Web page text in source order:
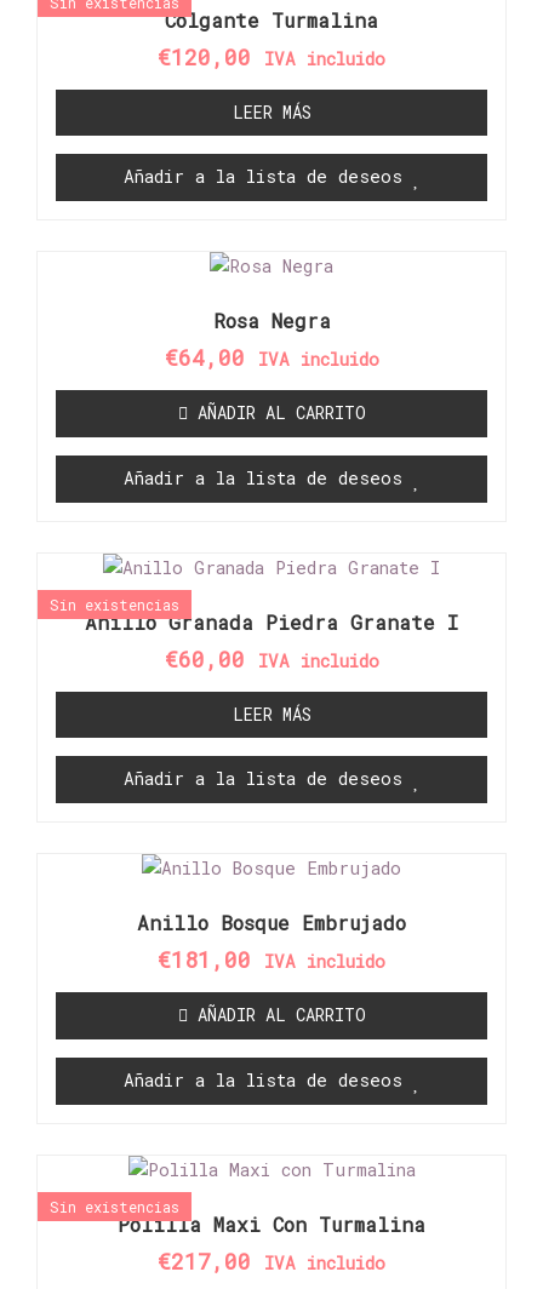
Colgante Turmalina
€120,00 IVA incluido
LEER MÁS
Añadir a la lista de deseos
Rosa Negra
€64,00 IVA incluido
AÑADIR AL CARRITO
Añadir a la lista de deseos
Anillo Granada Piedra Granate I
Sin existencias
€60,00 IVA incluido
LEER MÁS
Añadir a la lista de deseos
Anillo Bosque Embrujado
€181,00 IVA incluido
AÑADIR AL CARRITO
Añadir a la lista de deseos
Polilla Maxi Con Turmalina
Sin existencias
€217,00 IVA incluido